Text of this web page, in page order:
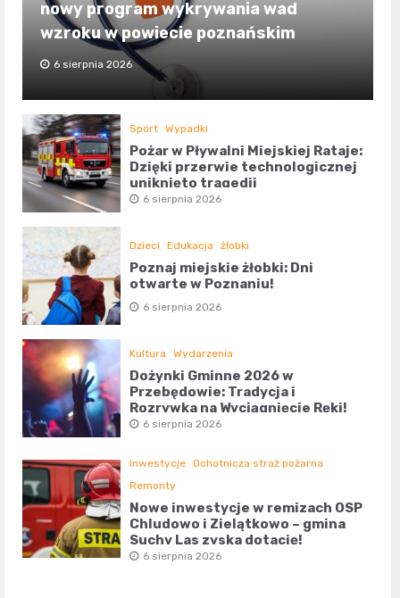
nowy program wykrywania wad
wzroku w powiecie poznańskim
6 sierpnia 2026
Sport Wypadki
Pożar w Pływalni Miejskiej Rataje:
Dzięki przerwie technologicznej
uniknięto tragedii
6 sierpnia 2026
Dzieci Edukacja żłobki
Poznaj miejskie żłobki: Dni
otwarte w Poznaniu!
6 sierpnia 2026
Kultura Wydarzenia
Dożynki Gminne 2026 w
Przebędowie: Tradycja i
Rozrywka na Wyciągnięcie Ręki!
6 sierpnia 2026
Inwestycje Ochotnicza straż pożarna
Remonty
Nowe inwestycje w remizach OSP
Chludowo i Zielątkowo – gmina
Suchy Las zyska dotację!
6 sierpnia 2026